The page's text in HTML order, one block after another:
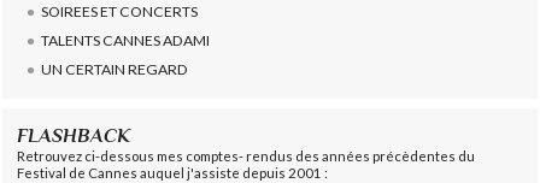
SOIREES ET CONCERTS
TALENTS CANNES ADAMI
UN CERTAIN REGARD
FLASHBACK
Retrouvez ci-dessous mes comptes- rendus des années précèdentes du
Festival de Cannes auquel j'assiste depuis 2001 :